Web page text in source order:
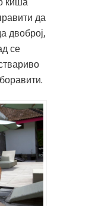
да
двоброј,
се